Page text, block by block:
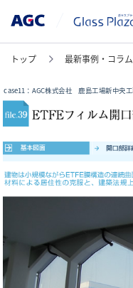
トップ 最新事例・コラム